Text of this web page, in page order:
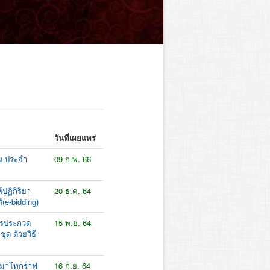
วันที่เผยแพร่
ประจำ
09 ก.พ. 66
ปฏิกิริยา
bidding)
20 ธ.ค. 64
ประกวด
ด ด้วยวิธี
15 พ.ย. 64
าโทกราฟ 16 ก.ย. 64